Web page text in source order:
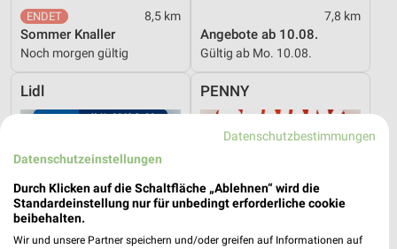
8,5 km
Sommer Knaller
Noch morgen gültig
7,8 km
Angebote ab 10.08.
Gültig ab Mo. 10.08.
Lidl PENNY
Datenschutzbestimmungen
Datenschutzeinstellungen
Durch Klicken auf die Schaltfläche „Ablehnen“ wird die
Standardeinstellung nur für unbedingt erforderliche cookie
beibehalten.
Wir und unsere Partner speichern und/oder greifen auf Informationen auf